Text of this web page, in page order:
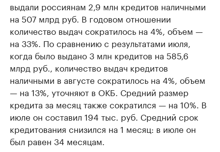
выдали россиянам 2,9 млн кредитов наличными
на 507 млрд руб. В годовом отношении
количество выдач сократилось на 4%, объем —
на 33%. По сравнению с результатами июля,
когда было выдано 3 млн кредитов на 585,6
млрд руб., количество выдач кредитов
наличными в августе сократилось на 4%, объем
— на 13%, уточняют в ОКБ. Средний размер
кредита за месяц также сократился — на 10%. В
июле он составил 194 тыс. руб. Средний срок
кредитования снизился на 1 месяц: в июле он
был равен 34 месяцам.